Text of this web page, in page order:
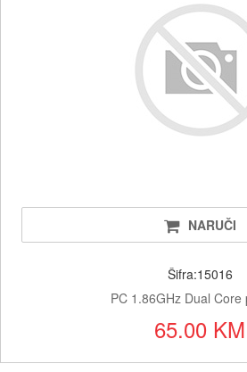
NARUČI
Šifra:15016
PC 1.86GHz Dual Core
65.00 KM